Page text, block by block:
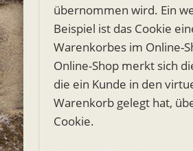
übernommen wird. Ein
Beispiel ist das Cookie
Warenkorbes im Online-
Online-Shop merkt sich
die ein Kunde in den
Warenkorb gelegt hat,
Cookie.